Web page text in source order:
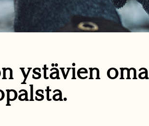
ystävien oma